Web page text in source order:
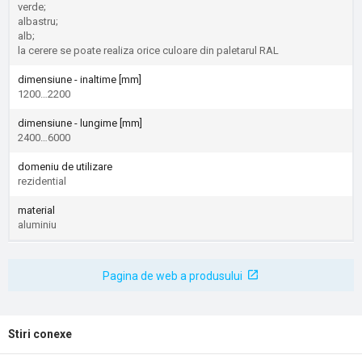
verde;
albastru;
alb;
la cerere se poate realiza orice culoare din paletarul RAL
dimensiune - inaltime [mm]
1200…2200
dimensiune - lungime [mm]
2400…6000
domeniu de utilizare
rezidential
material
aluminiu
Pagina de web a produsului
Stiri conexe